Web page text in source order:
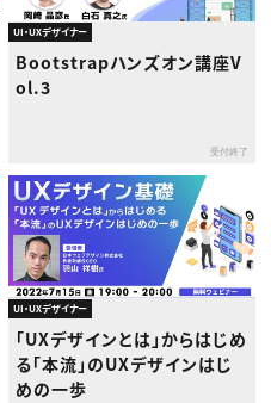
UI・UXデザイナー
Bootstrapハンズオン講座V
ol.3
受付終了
UI・UXデザイナー
「UXデザインとは」からはじめ
る「本流」のUXデザインはじ
めの一歩